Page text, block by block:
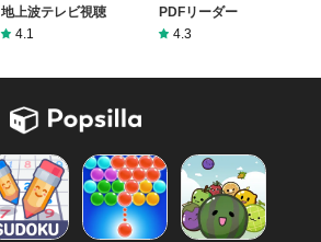
地上波テレビ視聴
4.1
PDFリーダー
4.3